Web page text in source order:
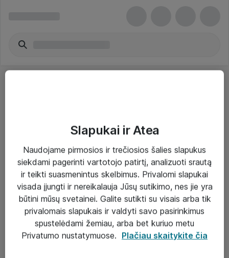
Paslaugos
Sprendimai
Įgyvendinti projektai
Atea ekspertų patarimai verslui
Slapukai ir Atea
Naudojame pirmosios ir trečiosios šalies slapukus
siekdami pagerinti vartotojo patirtį, analizuoti srautą
ir teikti suasmenintus skelbimus. Privalomi slapukai
visada įjungti ir nereikalauja Jūsų sutikimo, nes jie yra
būtini mūsų svetainei. Galite sutikti su visais arba tik
privalomais slapukais ir valdyti savo pasirinkimus
spustelėdami žemiau, arba bet kuriuo metu
Privatumo nustatymuose. Plačiau skaitykite čia